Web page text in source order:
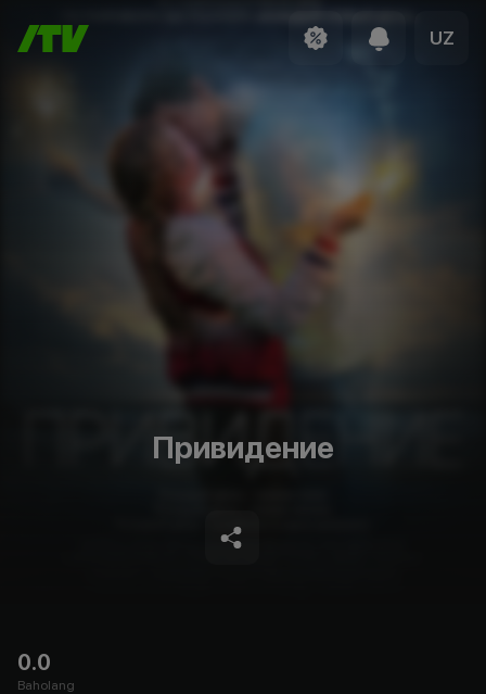
UZ
Привидение
0.0
Baholang